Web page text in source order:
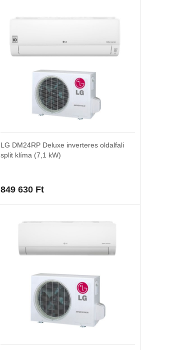
LG DM24RP Deluxe inverteres oldalfali
split klíma (7,1 kW)
849 630 Ft